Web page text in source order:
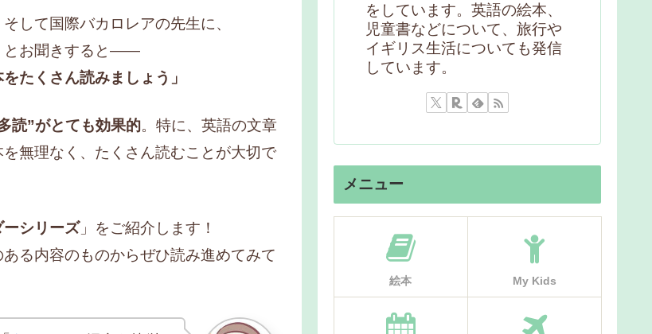
して国際バカロレアの先生に、
とお聞きすると——
をたくさん読みましょう」
読”がとても効果的。特に、英語の文章
無理なく、たくさん読むことが大切で
ーシリーズ」をご紹介します！
る内容のものからぜひ読み進めてみて
をしています。英語の絵本、
児童書などについて、旅行や
イギリス生活についても発信
しています。
メニュー
絵本 My Kids